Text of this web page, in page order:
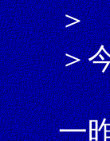
＞
＞
一